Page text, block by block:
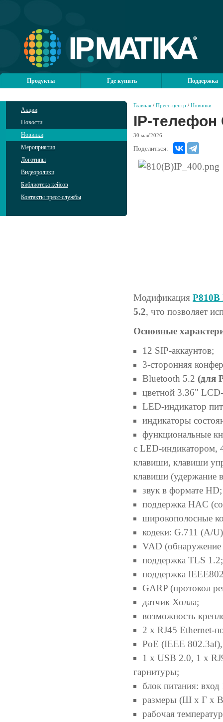
Продукты Где купить Поддержка
Акции
Новости
Новинки
Мероприятия
Логотипы
Видеоролики
Библиотека кейсов
Контакты пресс-службы
Главная / Пресс-центр / Новинки
IP-телефон
30 мая'2026
Поделиться:
Модификация P810B
5.2, что позволяет
Основные
12 SIP-аккаунтов;
3-сторонняя
Bluetooth 5.2 (для
цветной 3.36"
LED-индикатор
индикаторы
функциональные
с LED-индикатором,
клавиши, клавиши
клавиши (удержание
звук в формате HD;
поддержка HAC
широкополосные
кодеки: G.711 (A/
VAD (обнаружение
поддержка TLS 1.2;
поддержка
GARP (протокол
датчик Холла;
возможность
2 х RJ45 Ethernet-
PoE (IEEE
1 x USB 2.0, 1 х
гарнитуры;
блок питания:
размеры (Ш х Г х
рабочая